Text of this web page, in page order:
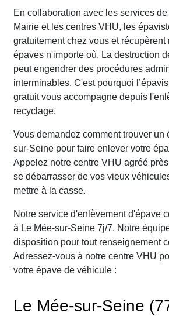
En collaboration avec les services
Mairie et les centres VHU, les
gratuitement chez vous et récupèrent
épaves n'importe où. La destruction
peut engendrer des procédures
interminables. C'est pourquoi
gratuit vous accompagne depuis
recyclage.
Vous demandez comment trouver un
sur-Seine pour faire enlever votre
Appelez notre centre VHU agréé
se débarrasser de vos vieux
mettre à la casse.
Notre service d'enlèvement d'épave
à Le Mée-sur-Seine 7j/7. Notre
disposition pour tout renseignement
Adressez-vous à notre centre VHU
votre épave de véhicule :
Le Mée-sur-Seine